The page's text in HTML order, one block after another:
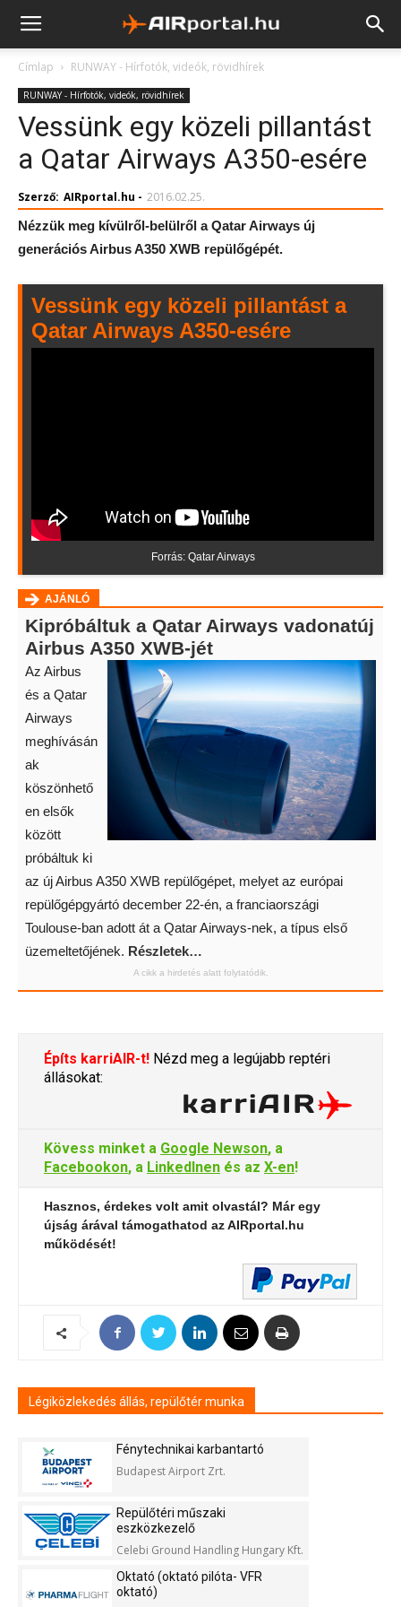
Címlap RUNWAY - Hírfotók, videók, rövidhírek
RUNWAY - Hírfotók, videók, rövidhírek
Vessünk egy közeli pillantást
a Qatar Airways A350-esére
Szerző: AIRportal.hu - 2016.02.25.
Nézzük meg kívülről-belülről a Qatar Airways új
generációs Airbus A350 XWB repülőgépét.
Vessünk egy közeli pillantást a
Qatar Airways A350-esére
Forrás: Qatar Airways
AJÁNLÓ
Kipróbáltuk a Qatar Airways vadonatúj
Airbus A350 XWB-jét
Az Airbus
és a Qatar
Airways
meghívásán
ak
köszönhető
en elsők
között
próbáltuk ki
az új Airbus A350 XWB repülőgépet, melyet az európai
repülőgépgyártó december 22-én, a franciaországi
Toulouse-ban adott át a Qatar Airways-nek, a típus első
üzemeltetőjének. Részletek…
A cikk a hirdetés alatt folytatódik.
Építs karriAIR-t! Nézd meg a legújabb reptéri
állásokat:
Kövess minket a Google Newson, a
Facebookon, a LinkedInen és az X-en!
Hasznos, érdekes volt amit olvastál? Már egy
újság árával támogathatod az AIRportal.hu
működését!
Légiközlekedés állás, repülőtér munka
Fénytechnikai karbantartó
Budapest Airport Zrt.
Repülőtéri műszaki
eszközkezelő
Celebi Ground Handling Hungary Kft.
Oktató (oktató pilóta- VFR
oktató)